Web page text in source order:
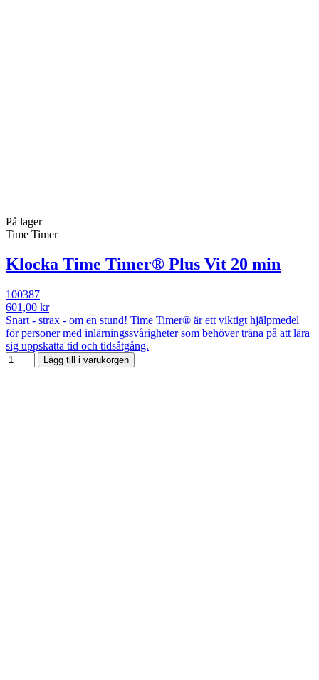
På lager
Time Timer
Klocka Time Timer® Plus Vit 20 min
100387
601,00 kr
Snart - strax - om en stund! Time Timer® är ett viktigt hjälpmedel
för personer med inlärningssvårigheter som behöver träna på att lära
sig uppskatta tid och tidsåtgång.
Lägg till i varukorgen